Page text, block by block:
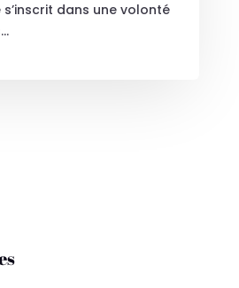
dans une volonté